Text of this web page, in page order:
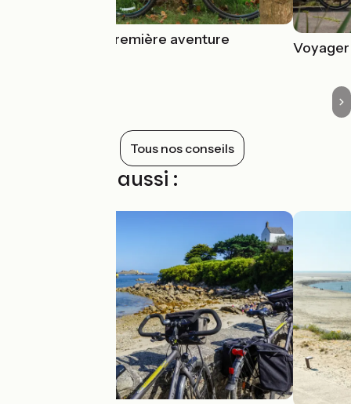
Préparer sa première aventure
Tous nos conseils
Découvrez aussi :